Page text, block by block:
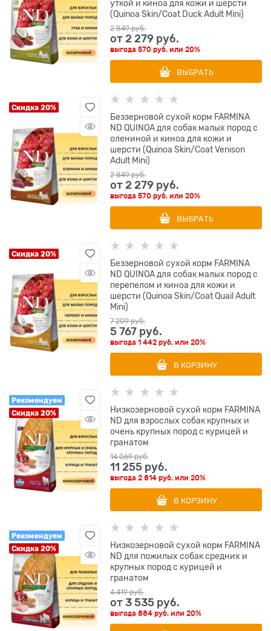
уткой и киноа для кожи и шерсти
(Quinoa Skin/Coat Duck Adult Mini)
2 849 руб.
от2 279 руб.
выгода570 руб. или20%
ВЫБРАТЬ
Скидка 20%
Беззерновой cухой корм FARMINA
ND QUINOA для собак малых пород с
олениной и киноа для кожи и
шерсти (Quinoa Skin/Coat Venison
Adult Mini)
2 849 руб.
от2 279 руб.
выгода570 руб. или20%
ВЫБРАТЬ
Скидка 20%
Беззерновой cухой корм FARMINA
ND QUINOA для собак малых пород с
перепелом и киноа для кожи и
шерсти (Quinoa Skin/Coat Quail Adult
Mini)
7 209 руб.
5 767 руб.
выгода1 442 руб. или20%
В КОРЗИНУ
Рекомендуем
Скидка 20%
Низкозерновой cухой корм FARMINA
ND для взрослых собак крупных и
очень крупных пород с курицей и
гранатом
14 069 руб.
11 255 руб.
выгода2 814 руб. или20%
В КОРЗИНУ
Рекомендуем
Скидка 20%
Низкозерновой cухой корм FARMINA
ND для пожилых собак средних и
крупных пород с курицей и
гранатом
4 419 руб.
от3 535 руб.
выгода884 руб. или20%